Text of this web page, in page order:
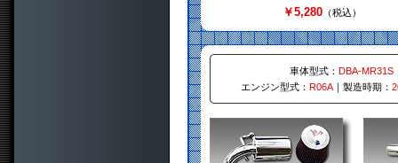
￥5,280 （税込）
車体型式： DBA-MR31S
エンジン型式： R06A ｜製造時期：